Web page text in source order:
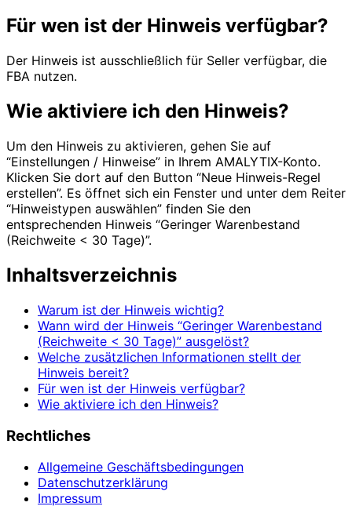
Für wen ist der Hinweis verfügbar?
Der Hinweis ist ausschließlich für Seller verfügbar, die
FBA nutzen.
Wie aktiviere ich den Hinweis?
Um den Hinweis zu aktivieren, gehen Sie auf
“Einstellungen / Hinweise” in Ihrem AMALYTIX-Konto.
Klicken Sie dort auf den Button “Neue Hinweis-Regel
erstellen”. Es öffnet sich ein Fenster und unter dem Reiter
“Hinweistypen auswählen” finden Sie den
entsprechenden Hinweis “Geringer Warenbestand
(Reichweite < 30 Tage)”.
Inhaltsverzeichnis
Warum ist der Hinweis wichtig?
Wann wird der Hinweis “Geringer Warenbestand
(Reichweite < 30 Tage)” ausgelöst?
Welche zusätzlichen Informationen stellt der
Hinweis bereit?
Für wen ist der Hinweis verfügbar?
Wie aktiviere ich den Hinweis?
Rechtliches
Allgemeine Geschäftsbedingungen
Datenschutzerklärung
Impressum